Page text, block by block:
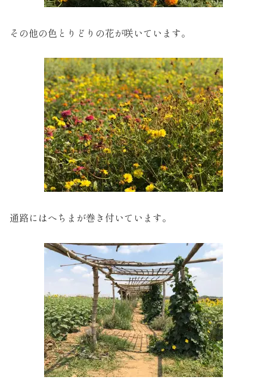
その他の色とりどりの花が咲いています。
通路にはへちまが巻き付いています。